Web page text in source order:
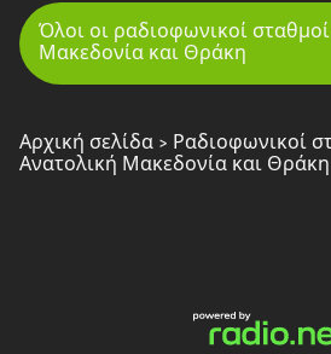
Όλοι οι ραδιοφωνικοί
Μακεδονία και Θράκη
Αρχική σελίδα > Ραδιοφωνικοί
Ανατολική Μακεδονία και Θράκη